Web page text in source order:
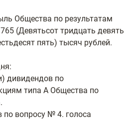
Общества по результатам
(Девятьсот тридцать девять
пять) тысяч рублей.
дивидендов по
типа А Общества по
по вопросу № 4. голоса